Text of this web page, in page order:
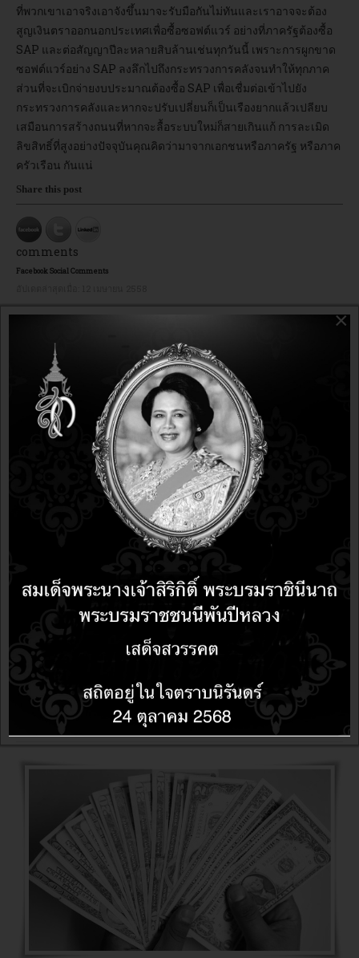
ที่พวกเขาเอาจริงเอาจังขึ้นมาจะรับมือกันไม่ทันและเราอาจจะต้อง
สูญเงินตราออกนอกประเทศเพื่อซื้อซอฟต์แวร์ อย่างที่ภาครัฐต้องซื้อ
SAP และต่อสัญญาปีละหลายสิบล้านเช่นทุกวันนี้ เพราะการผูกขาด
ซอฟต์แวร์อย่าง SAP ลงลึกไปถึงกระทรวงการคลังจนทำให้ทุกภาค
ส่วนที่จะเบิกจ่ายงบประมาณต้องซื้อ SAP เพื่อเชื่มต่อเข้าไปยัง
กระทรวงการคลังและหากจะปรับเปลี่ยนก็เป็นเรืองยากแล้วเปลียบ
เสมือนการสร้างถนนที่หากจะลื้อระบบใหม่ก็สายเกินแก้ การละเมิด
ลิขสิทธิ์ที่สูงอย่างปัจจุบันคุณคิดว่ามาจากเอกชนหรือภาครัฐ หรือภาค
ครัวเรือน กันแน่
Share this post
comments
Facebook Social Comments
DRUPAL 14 years 1 month ago 14 years 1 month ago
วิธีติดตั้ง drupal7 บน Linux
ชาวต่างชาติช่วยส่งเสริมให้เด็กใช้ OpenSource ผ่าน
โครงการ web2Thai
×